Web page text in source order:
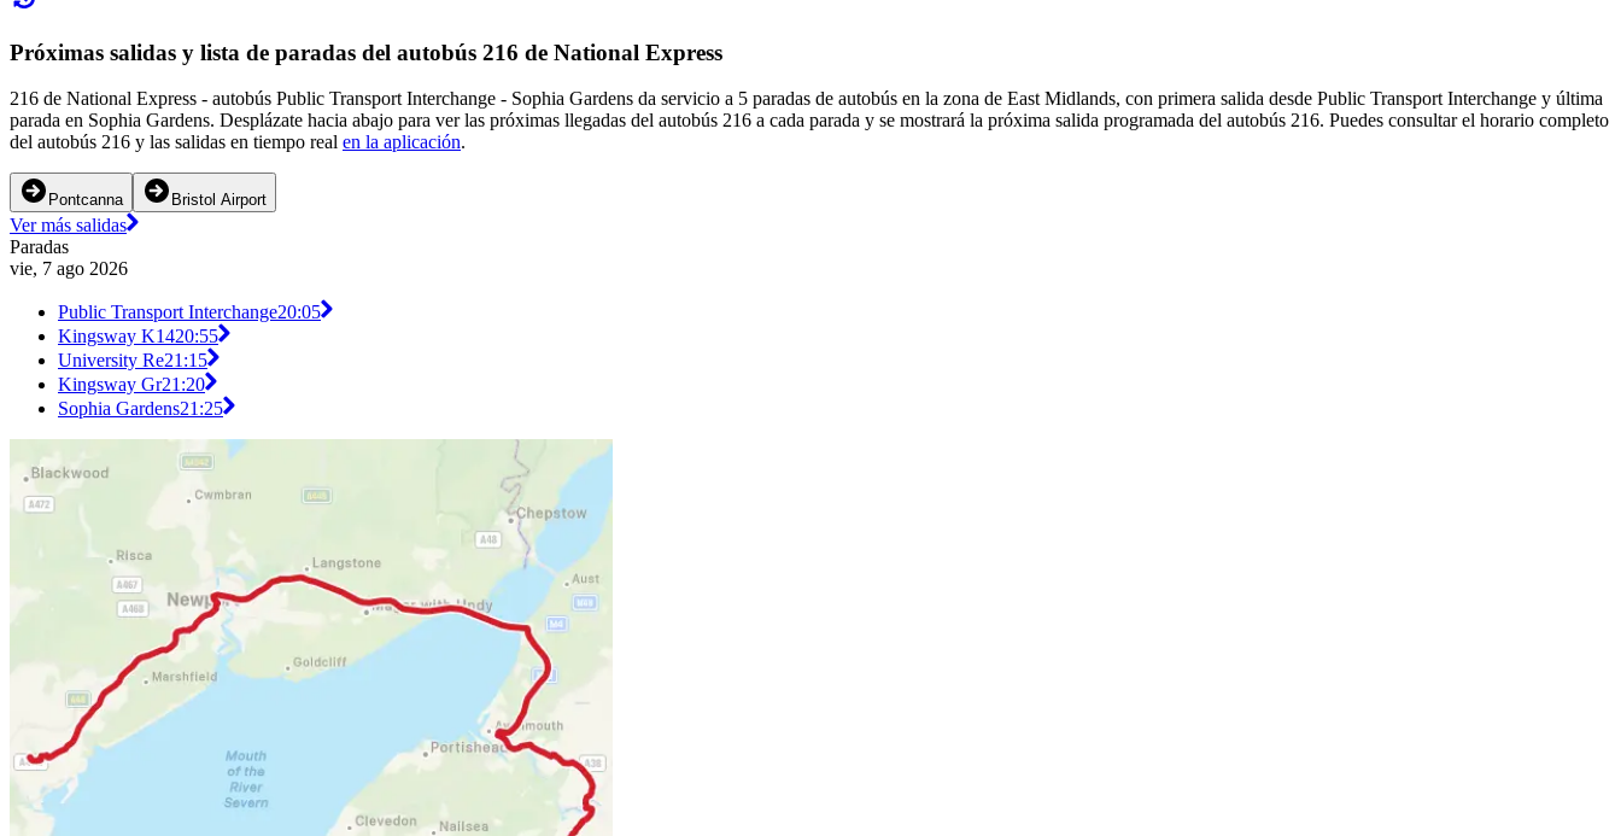
Próximas salidas y lista de paradas del autobús 216 de National Express
216 de National Express - autobús Public Transport Interchange - Sophia Gardens da servicio a 5 paradas de autobús en la zona de East Midlands, con primera salida desde Public Transport Interchange y última
parada en Sophia Gardens. Desplázate hacia abajo para ver las próximas llegadas del autobús 216 a cada parada y se mostrará la próxima salida programada del autobús 216. Puedes consultar el horario completo
del autobús 216 y las salidas en tiempo real en la aplicación.
Pontcanna Bristol Airport
Ver más salidas
Paradas
vie, 7 ago 2026
Public Transport Interchange20:05
Kingsway K1420:55
University Re21:15
Kingsway Gr21:20
Sophia Gardens21:25